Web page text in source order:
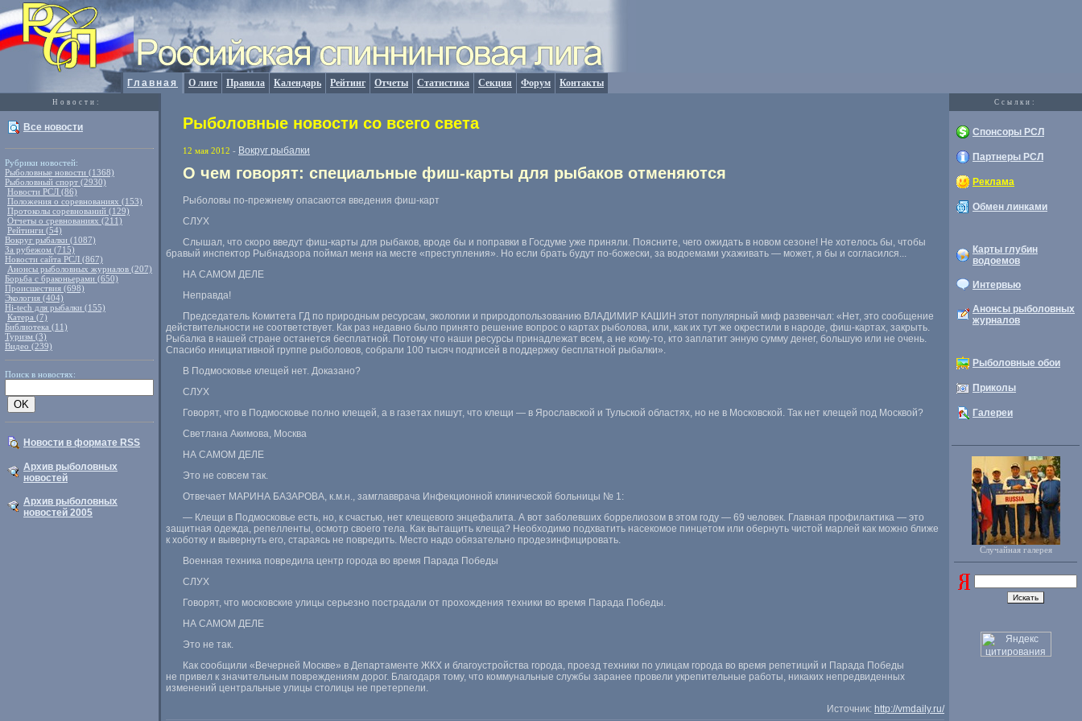
Главная О лиге Правила Календарь Рейтинг Отчеты Статистика Секция Форум Контакты
Новости: Cсылки:
Все новости
Рубрики новостей:
Рыболовные новости (1368)
Рыболовный спорт (2930)
Новости РСЛ (86)
Положения о соревнованиях (153)
Протоколы соревнований (129)
Отчеты о сревнованиях (211)
Рейтинги (54)
Вокруг рыбалки (1087)
За рубежом (715)
Новости сайта РСЛ (867)
Анонсы рыболовных журналов (207)
Борьба с браконьерами (650)
Происшествия (698)
Экология (404)
Hi-tech для рыбалки (155)
Катера (7)
Библиотека (11)
Туризм (3)
Видео (239)
Поиск в новостях:
Новости в формате RSS
Архив рыболовных
новостей
Архив рыболовных
новостей 2005
Рыболовные новости со всего света
12 мая 2012 - Вокруг рыбалки
О чем говорят: специальные фиш-карты для рыбаков отменяются
Рыболовы по-прежнему опасаются введения фиш-карт
СЛУХ
Слышал, что скоро введут фиш-карты для рыбаков, вроде бы и поправки в Госдуме уже приняли. Поясните, чего ожидать в новом сезоне! Не хотелось бы, чтобы
бравый инспектор Рыбнадзора поймал меня на месте «преступления». Но если брать будут по-божески, за водоемами ухаживать — может, я бы и согласился...
НА САМОМ ДЕЛЕ
Неправда!
Председатель Комитета ГД по природным ресурсам, экологии и природопользованию ВЛАДИМИР КАШИН этот популярный миф развенчал: «Нет, это сообщение
действительности не соответствует. Как раз недавно было принято решение вопрос о картах рыболова, или, как их тут же окрестили в народе, фиш-картах, закрыть.
Рыбалка в нашей стране останется бесплатной. Потому что наши ресурсы принадлежат всем, а не кому-то, кто заплатит энную сумму денег, большую или не очень.
Спасибо инициативной группе рыболовов, собрали 100 тысяч подписей в поддержку бесплатной рыбалки».
В Подмосковье клещей нет. Доказано?
СЛУХ
Говорят, что в Подмосковье полно клещей, а в газетах пишут, что клещи — в Ярославской и Тульской областях, но не в Московской. Так нет клещей под Москвой?
Светлана Акимова, Москва
НА САМОМ ДЕЛЕ
Это не совсем так.
Отвечает МАРИНА БАЗАРОВА, к.м.н., замглавврача Инфекционной клинической больницы № 1:
— Клещи в Подмосковье есть, но, к счастью, нет клещевого энцефалита. А вот заболевших боррелиозом в этом году — 69 человек. Главная профилактика — это
защитная одежда, репелленты, осмотр своего тела. Как вытащить клеща? Необходимо подхватить насекомое пинцетом или обернуть чистой марлей как можно ближе
к хоботку и вывернуть его, стараясь не повредить. Место надо обязательно продезинфицировать.
Военная техника повредила центр города во время Парада Победы
СЛУХ
Говорят, что московские улицы серьезно пострадали от прохождения техники во время Парада Победы.
НА САМОМ ДЕЛЕ
Это не так.
Как сообщили «Вечерней Москве» в Департаменте ЖКХ и благоустройства города, проезд техники по улицам города во время репетиций и Парада Победы
не привел к значительным повреждениям дорог. Благодаря тому, что коммунальные службы заранее провели укрепительные работы, никаких непредвиденных
изменений центральные улицы столицы не претерпели.
Источник: http://vmdaily.ru/
Спонсоры РСЛ
Партнеры РСЛ
Реклама
Обмен линками
Карты глубин
водоемов
Интервью
Анонсы рыболовных
журналов
Рыболовные обои
Приколы
Галереи
Случайная галерея